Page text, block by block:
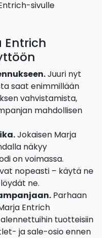
sivulle
Entrich
Juuri nyt
saat enimmillään
vahvistamista,
mahdollisen
Jokaisen Marja
näkyy
on voimassa.
nopeasti – käytä ne
ne.
Parhaan
Entrich
tuotteisiin
ja sale-osio ennen